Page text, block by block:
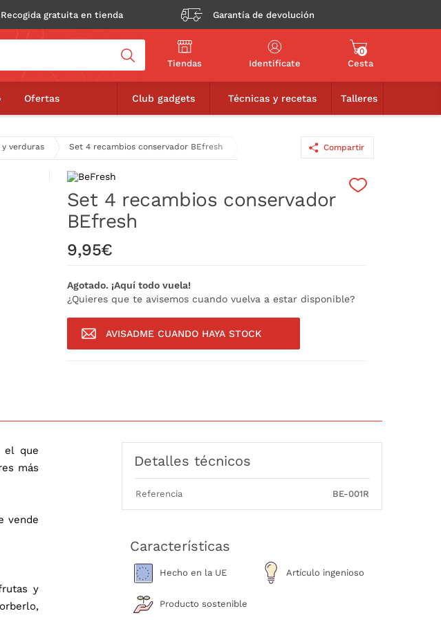
Recogida gratuita en tienda Garantía de devolución
Tiendas Identifícate
0
Cesta
Ofertas Club gadgets Técnicas y recetas Talleres
verduras Set 4 recambios conservador BEfresh
Set 4 recambios conservador
BEfresh
9,95€
Agotado. ¡Aquí todo vuela!
¿Quieres que te avisemos cuando vuelva a estar disponible?
AVISADME CUANDO HAYA STOCK
Compartir
el que
más
vende
y
Detalles técnicos
Referencia BE-001R
Características
Hecho en la UE Artículo ingenioso
Producto sostenible